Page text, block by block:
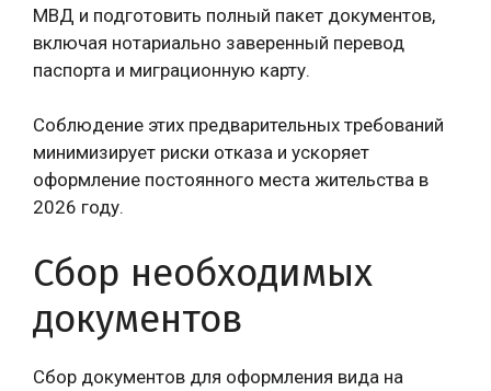
МВД и подготовить полный пакет документов,
включая нотариально заверенный перевод
паспорта и миграционную карту.
Соблюдение этих предварительных требований
минимизирует риски отказа и ускоряет
оформление постоянного места жительства в
2026 году.
Сбор необходимых
документов
Сбор документов для оформления вида на